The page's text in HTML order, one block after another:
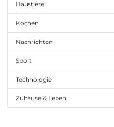
Haustiere
Kochen
Nachrichten
Sport
Technologie
Zuhause & Leben